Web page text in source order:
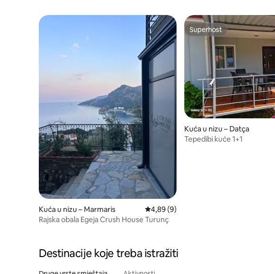
Kuća u nizu – Marmaris Prosječna ocjena: 4,89/5, recenzija: 9
4,89 (9)
Rajska obala Egeja Crush House Turunç
Superhost
Superhost
Kuća u nizu – Datça
Tepedibi kuće 1+1
Destinacije koje treba istražiti